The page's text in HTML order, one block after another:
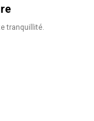
tranquillité.